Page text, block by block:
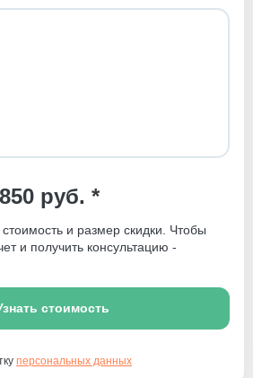
руб. *
и размер скидки. Чтобы
и получить консультацию -
стоимость
персональных данных